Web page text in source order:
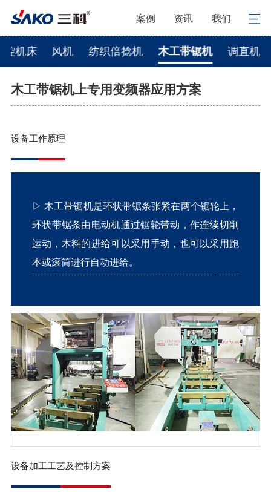
案例 资讯 我们
控机床 风机 纺织倍捻机 木工带锯机 调直机
木工带锯机上专用变频器应用方案
设备工作原理
▷ 木工带锯机是环状带锯条张紧在两个锯轮上，
环状带锯条由电动机通过锯轮带动，作连续切削
运动，木料的进给可以采用手动，也可以采用跑
本或滚筒进行自动进给。
设备加工工艺及控制方案